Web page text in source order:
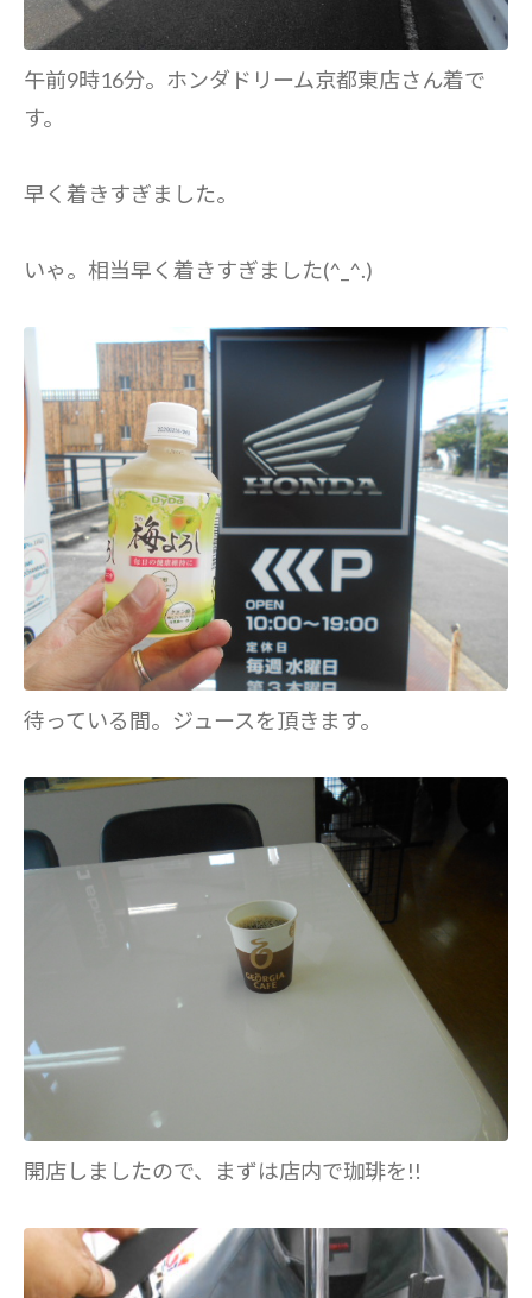
午前9時16分。ホンダドリーム京都東店さん着で
す。
早く着きすぎました。
いゃ。相当早く着きすぎました(^_^.)
待っている間。ジュースを頂きます。
開店しましたので、まずは店内で珈琲を!!